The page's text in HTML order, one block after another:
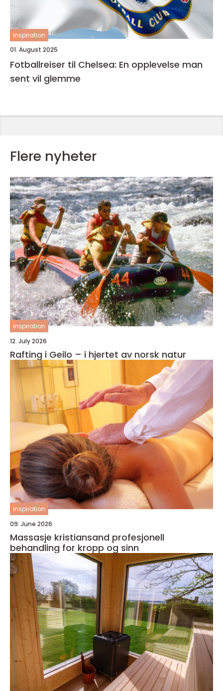
inspiration
01. August 2025
Fotballreiser til Chelsea: En opplevelse man
sent vil glemme
Flere nyheter
inspiration
12. July 2026
Rafting i Geilo – i hjertet av norsk natur
inspiration
09. June 2026
Massasje kristiansand profesjonell
behandling for kropp og sinn